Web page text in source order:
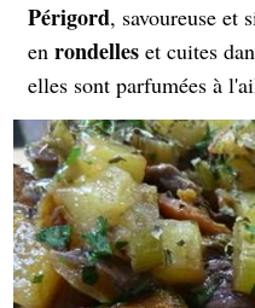
Périgord, savoureuse et
en rondelles et cuites
elles sont parfumées à
fondantes, elles
magretset plats
terroir français.